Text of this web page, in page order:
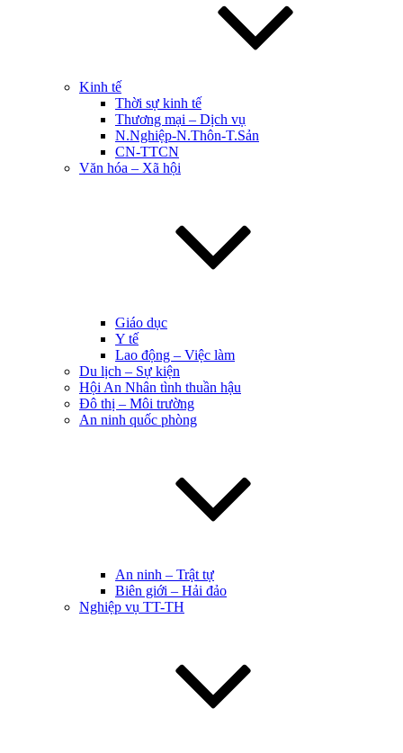
Kinh tế
Thời sự kinh tế
Thương mại – Dịch vụ
N.Nghiệp-N.Thôn-T.Sản
CN-TTCN
Văn hóa – Xã hội
Giáo dục
Y tế
Lao động – Việc làm
Du lịch – Sự kiện
Hội An Nhân tình thuần hậu
Đô thị – Môi trường
An ninh quốc phòng
An ninh – Trật tự
Biên giới – Hải đảo
Nghiệp vụ TT-TH